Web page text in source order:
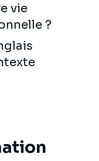
vie
?